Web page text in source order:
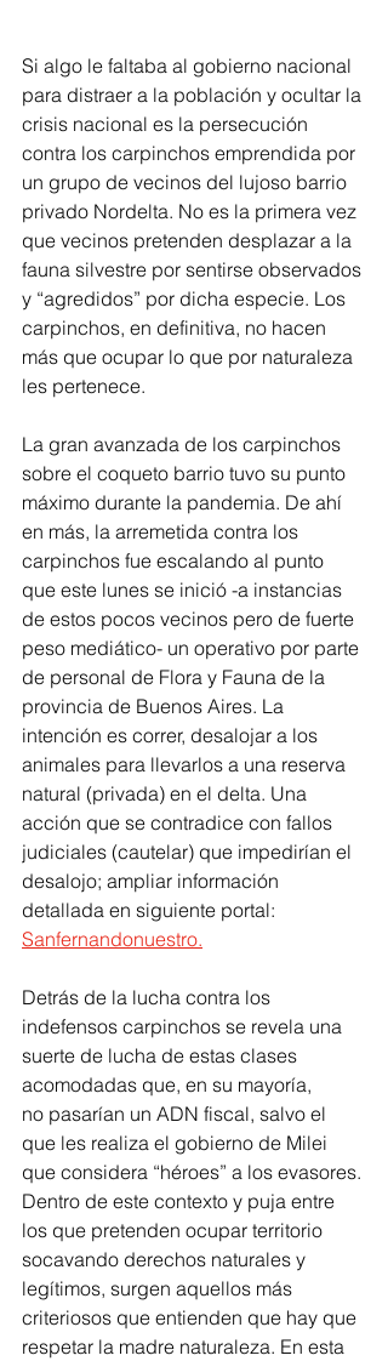
Si algo le faltaba al gobierno nacional
para distraer a la población y ocultar la
crisis nacional es la persecución
contra los carpinchos emprendida por
un grupo de vecinos del lujoso barrio
privado Nordelta. No es la primera vez
que vecinos pretenden desplazar a la
fauna silvestre por sentirse observados
y “agredidos” por dicha especie. Los
carpinchos, en definitiva, no hacen
más que ocupar lo que por naturaleza
les pertenece.
La gran avanzada de los carpinchos
sobre el coqueto barrio tuvo su punto
máximo durante la pandemia. De ahí
en más, la arremetida contra los
carpinchos fue escalando al punto
que este lunes se inició -a instancias
de estos pocos vecinos pero de fuerte
peso mediático- un operativo por parte
de personal de Flora y Fauna de la
provincia de Buenos Aires. La
intención es correr, desalojar a los
animales para llevarlos a una reserva
natural (privada) en el delta. Una
acción que se contradice con fallos
judiciales (cautelar) que impedirían el
desalojo; ampliar información
detallada en siguiente portal:
Sanfernandonuestro.
Detrás de la lucha contra los
indefensos carpinchos se revela una
suerte de lucha de estas clases
acomodadas que, en su mayoría,
no pasarían un ADN fiscal, salvo el
que les realiza el gobierno de Milei
que considera “héroes” a los evasores.
Dentro de este contexto y puja entre
los que pretenden ocupar territorio
socavando derechos naturales y
legítimos, surgen aquellos más
criteriosos que entienden que hay que
respetar la madre naturaleza. En esta